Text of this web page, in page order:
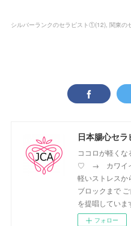
シルバーランクのセラピスト①(12) 関東の
日本腸心セ
ココロが軽く
♡ → カワイイ
軽いストレスか
ブロックまで
を提唱していま
フォロー